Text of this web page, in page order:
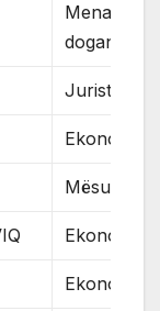
doganës
Jurist
Ekonomist
Mësuesi
Ekonomist
Ekonomist